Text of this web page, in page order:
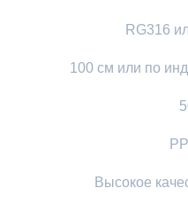
RG316
100 см или по
Высокое